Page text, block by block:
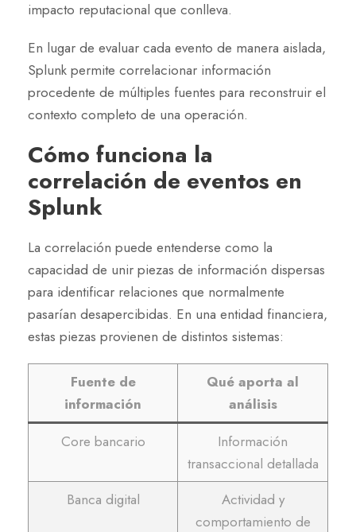
impacto reputacional que conlleva.
En lugar de evaluar cada evento de manera aislada,
Splunk permite correlacionar información
procedente de múltiples fuentes para reconstruir el
contexto completo de una operación.
Cómo funciona la
correlación de eventos en
Splunk
La correlación puede entenderse como la
capacidad de unir piezas de información dispersas
para identificar relaciones que normalmente
pasarían desapercibidas. En una entidad financiera,
estas piezas provienen de distintos sistemas:
Fuente de
información
Qué aporta al
análisis
Core bancario
Información
transaccional detallada
Banca digital
Actividad y
comportamiento de